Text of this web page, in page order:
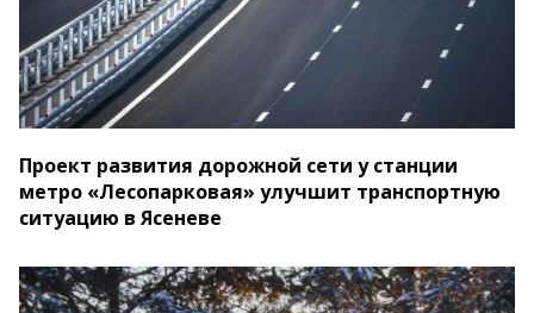
Проект развития дорожной сети у станции
метро «Лесопарковая» улучшит транспортную
ситуацию в Ясеневе